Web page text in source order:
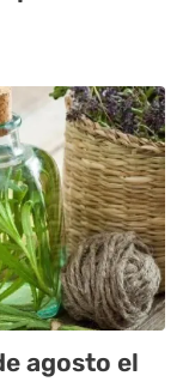
agosto el